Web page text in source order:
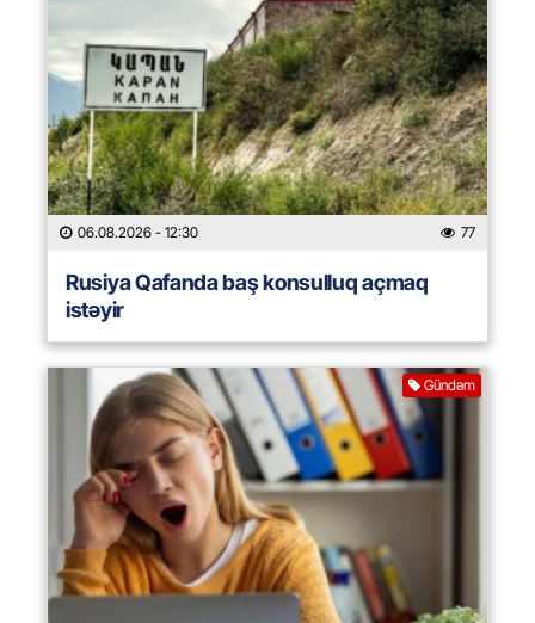
06.08.2026 - 12:30 77
Rusiya Qafanda baş konsulluq açmaq
istəyir
Gündəm